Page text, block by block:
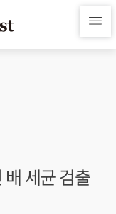
세균 검출